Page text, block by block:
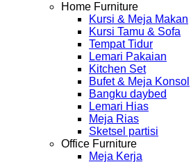
Home Furniture
Kursi & Meja Makan
Kursi Tamu & Sofa
Tempat Tidur
Lemari Pakaian
Kitchen Set
Bufet & Meja Konsol
Bangku daybed
Lemari Hias
Meja Rias
Sketsel partisi
Office Furniture
Meja Kerja